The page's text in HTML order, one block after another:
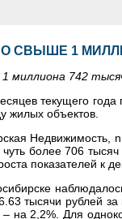
СВЫШЕ 1
миллиона 742
текущего
жилых объектов.
Недвижимость,
более 706
показателей к
тысячи рублей за
– на 2,2%. Для